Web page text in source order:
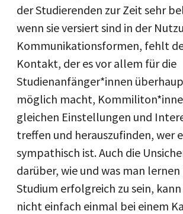
der Studierenden zur Zeit sehr
wenn sie versiert sind in der
Kommunikationsformen, fehlt
Kontakt, der es vor allem für die
Studienanfänger*innen
möglich macht,
gleichen Einstellungen und
treffen und herauszufinden, wer
sympathisch ist. Auch die
darüber, wie und was man lernen
Studium erfolgreich zu sein,
nicht einfach einmal bei einem